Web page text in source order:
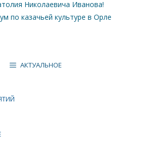
Николаевича Иванова!
по казачьей культуре в Орле
АКТУАЛЬНОЕ